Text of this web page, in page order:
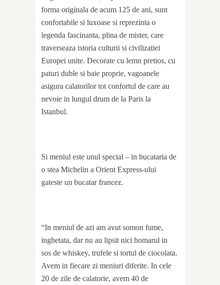
forma originala de acum 125 de ani, sunt
confortabile si luxoase si reprezinta o
legenda fascinanta, plina de mister, care
traverseaza istoria culturii si civilizatiei
Europei unite. Decorate cu lemn pretios, cu
paturi duble si baie proprie, vagoanele
asigura calatorilor tot confortul de care au
nevoie in lungul drum de la Paris la
Istanbul.
Si meniul este unul special – in bucataria de
o stea Michelin a Orient Express-ului
gateste un bucatar francez.
“In meniul de azi am avut somon fume,
inghetata, dar nu au lipsit nici homarul in
sos de whiskey, trufele si tortul de ciocolata.
Avem in fiecare zi meniuri diferite. In cele
20 de zile de calatorie, avem 40 de